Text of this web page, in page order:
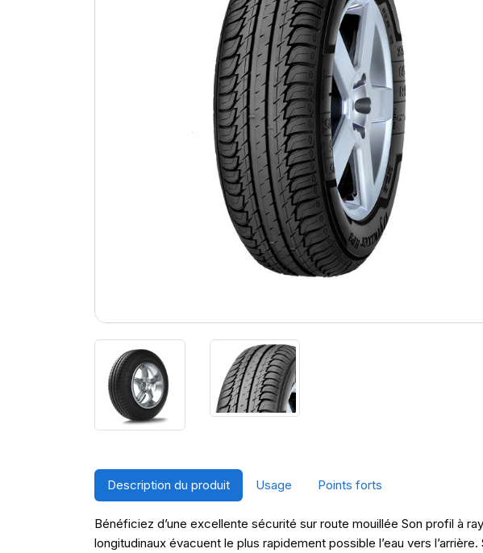
Description du produit Usage Points forts
Bénéficiez d’une excellente sécurité sur route mouillée Son profil à
longitudinaux évacuent le plus rapidement possible l’eau vers